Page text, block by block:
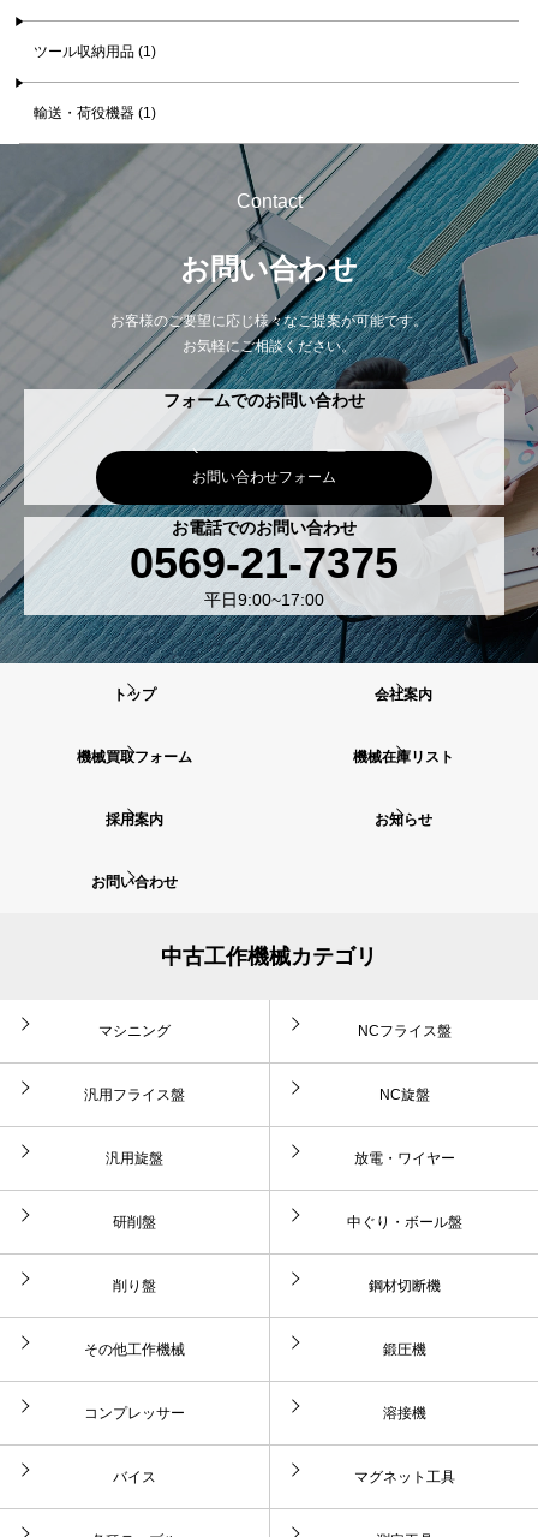
ツール収納用品 (1)
輸送・荷役機器 (1)
Contact
お問い合わせ
お客様のご要望に応じ様々なご提案が可能です。
お気軽にご相談ください。
フォームでのお問い合わせ
お問い合わせフォーム
お電話でのお問い合わせ
0569-21-7375
平日9:00~17:00
トップ 会社案内
機械買取フォーム 機械在庫リスト
採用案内 お知らせ
お問い合わせ
中古工作機械カテゴリ
マシニング NCフライス盤
汎用フライス盤 NC旋盤
汎用旋盤 放電・ワイヤー
研削盤 中ぐり・ボール盤
削り盤 鋼材切断機
その他工作機械 鍛圧機
コンプレッサー 溶接機
バイス マグネット工具